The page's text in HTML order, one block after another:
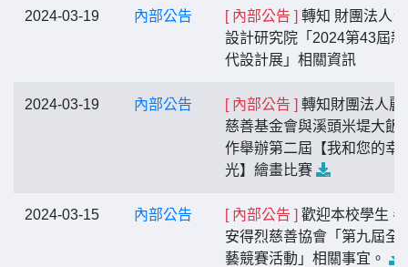
2024-03-19 內部公告 [ 內部公告 ] 轉知 財團法人
設計研究院「2024第43屆新
代設計展」相關資訊
2024-03-19 內部公告 [ 內部公告 ] 轉知財團法人麗
慈善基金會與溪頭米堤大飯
作舉辦第二屆【我和您的幸
光】繪畫比賽
2024-03-15 內部公告 [ 內部公告 ] 歡迎本校學生
安得烈慈善協會「第九屆全
藝競賽活動」相關事宜。